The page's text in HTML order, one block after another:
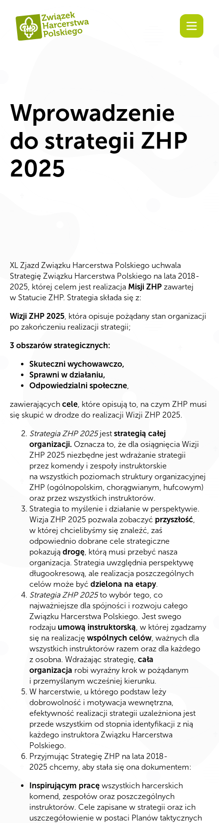
Wprowadzenie
do strategii ZHP
2025
XL Zjazd Związku Harcerstwa Polskiego uchwala
Strategię Związku Harcerstwa Polskiego na lata 2018-
2025, której celem jest realizacja Misji ZHP zawartej
w Statucie ZHP. Strategia składa się z:
Wizji ZHP 2025 , która opisuje pożądany stan organizacji
po zakończeniu realizacji strategii;
3 obszarów strategicznych:
Skuteczni wychowawczo,
Sprawni w działaniu,
Odpowiedzialni społeczne
zawierających cele , które opisują to, na czym ZHP musi
się skupić w drodze do realizacji Wizji ZHP 2025.
Strategia ZHP 2025jest strategią całej
organizacji. Oznacza to, że dla osiągnięcia Wizji
ZHP 2025 niezbędne jest wdrażanie strategii
przez komendy i zespoły instruktorskie
na wszystkich poziomach struktury organizacyjnej
ZHP (ogólnopolskim, chorągwianym, hufcowym)
oraz przez wszystkich instruktorów.
Strategia to myślenie i działanie w perspektywie.
Wizja ZHP 2025 pozwala zobaczyć przyszłość
w której chcielibyśmy się znaleźć, zaś
odpowiednio dobrane cele strategiczne
pokazują drogę , którą musi przebyć nasza
organizacja. Strategia uwzględnia perspektywę
długookresową, ale realizacja poszczególnych
celów może być dzielona na etapy.
Strategia ZHP 2025to wybór tego, co
najważniejsze dla spójności i rozwoju całego
Związku Harcerstwa Polskiego. Jest swego
rodzaju umową instruktorską , w której zgadzamy
się na realizację wspólnych celów , ważnych dla
wszystkich instruktorów razem oraz dla każdego
z osobna. Wdrażając strategię, cała
organizacja robi wyraźny krok w pożądanym
i przemyślanym wcześniej kierunku.
W harcerstwie, u którego podstaw leży
dobrowolność i motywacja wewnętrzna,
efektywność realizacji strategii uzależniona jest
przede wszystkim od stopnia identyfikacji z nią
każdego instruktora Związku Harcerstwa
Polskiego.
Przyjmując Strategię ZHP na lata 2018-
2025 chcemy, aby stała się ona dokumentem:
Inspirującym pracę wszystkich harcerskich
komend, zespołów oraz poszczególnych
instruktorów. Cele zapisane w strategii oraz ich
uszczegółowienie w postaci Planów taktycznych